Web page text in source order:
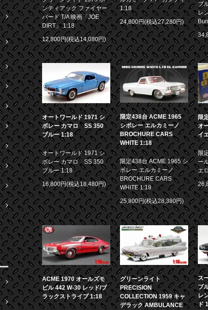
ンティアック ファイヤー
バード T/A 映画「JOE
DIRT」 1:18
12,800円(税込14,080円)
1:18
24,800円(税込27,280円)
ブ
レ
オートワールド 1971 シ
ボレー カマロ SS 350
ブルー 1:18
オートワールド 1971 シ
ボレー カマロ SS 350
ブルー 1:18
16,800円(税込18,480円)
限定438台 ACME 1965
シボレー エルカミーノ
BROCHURE CARS
WHITE 1:18
限定438台 ACME 1965 シ
ボレー エルカミーノ
BROCHURE CARS
WHITE 1:18
25,800円(税込28,380円)
限
オ
イ
限
ー
エ
ACME 1970 オールズモ
ビル 442 W-30 レッド/ブ
ラックストライプ 1:18
グリーンライト
PRECISION
COLLECTION 1959 キャ
デラック AMBULANCE
ス
ブ
レ
ド